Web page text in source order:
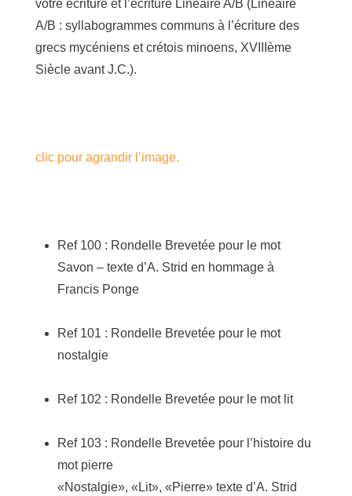
votre écriture et l’écriture Linéaire A/B (Linéaire
A/B : syllabogrammes communs à l’écriture des
grecs mycéniens et crétois minoens, XVIIIème
Siècle avant J.C.).
clic pour agrandir l’image.
Ref 100 : Rondelle Brevetée pour le mot
Savon – texte d’A. Strid en hommage à
Francis Ponge
Ref 101 : Rondelle Brevetée pour le mot
nostalgie
Ref 102 : Rondelle Brevetée pour le mot lit
Ref 103 : Rondelle Brevetée pour l’histoire du
mot pierre
«Nostalgie», «Lit», «Pierre» texte d’A. Strid